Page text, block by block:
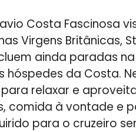
Costa Fascinosa
Virgens Britânicas,
ainda paradas
da Costa.
relaxar e
comida à vontade e
para o cruzeiro